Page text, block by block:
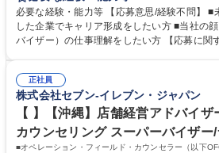
の日限りの特別なセミナーです。ぜひご参加ください。 【
19:00-20:00 ＠オンライン実施 【申込締切】
へご応募いただくと、セミナーへの参加申し
望の方には、申し込み方法を別途ご案内しま
ww.r-agent.com/guide/event33/ 募集職種 【9/16（水）開催Webセミナー
申込ページ】店舗経営アドバイザー（OFC）
必要な経験・能力等 【応募意思/経験不問】 ■
した企業でキャリア形成をしたい方 ■当社の
バイザー）の仕事理解をしたい方 【応募に関する注意事項】(1)この求人
ので予めご了承ください。 【制度】様々なラ
働き方が可能です。 ・OFC職限定、エリアを
内転勤は有り ・育児や介護等にて、転勤無し
度 学歴・資格 学歴：大学院 大学 高専 短大 専修学校 高校 語学力： 資
格：第一種運転免許普通自動車
正社員
株式会社セブン-イレブン・ジャパン
【 】【沖縄】店舗経営アドバイ
カウンセリング スーパーバイザー
■オペレーション・フィールド・カウンセラー（以下